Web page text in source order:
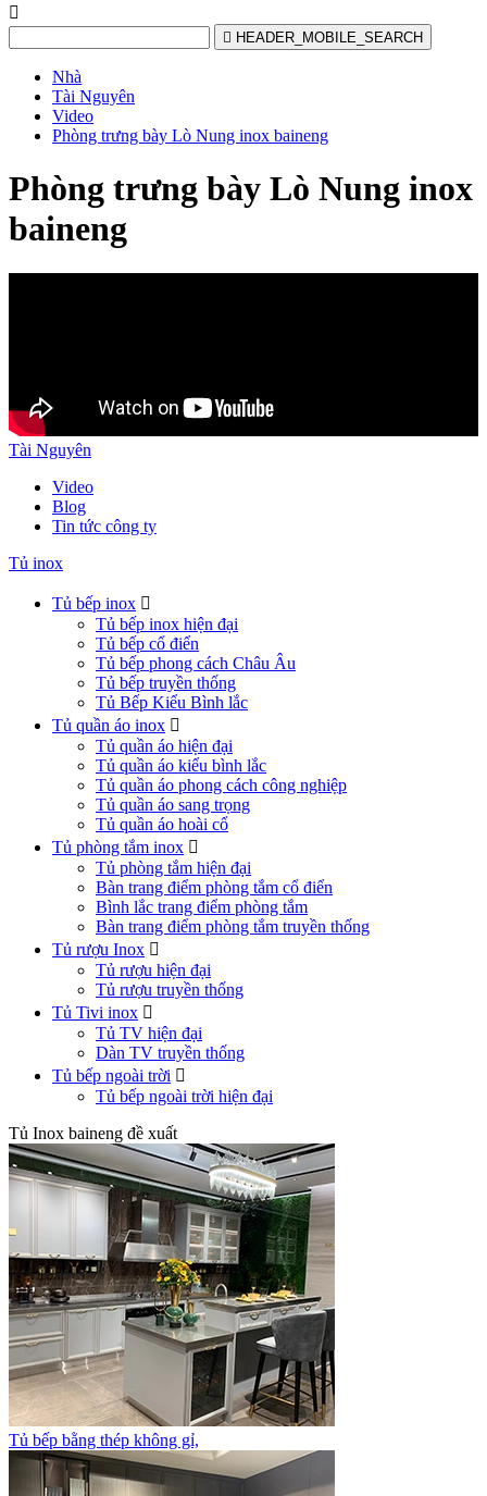

 HEADER_MOBILE_SEARCH
Nhà
Tài Nguyên
Video
Phòng trưng bày Lò Nung inox baineng
Phòng trưng bày Lò Nung inox
baineng
Tài Nguyên
Video
Blog
Tin tức công ty
Tủ inox
Tủ bếp inox 
Tủ bếp inox hiện đại
Tủ bếp cổ điển
Tủ bếp phong cách Châu Âu
Tủ bếp truyền thống
Tủ Bếp Kiểu Bình lắc
Tủ quần áo inox 
Tủ quần áo hiện đại
Tủ quần áo kiểu bình lắc
Tủ quần áo phong cách công nghiệp
Tủ quần áo sang trọng
Tủ quần áo hoài cổ
Tủ phòng tắm inox 
Tủ phòng tắm hiện đại
Bàn trang điểm phòng tắm cổ điển
Bình lắc trang điểm phòng tắm
Bàn trang điểm phòng tắm truyền thống
Tủ rượu Inox 
Tủ rượu hiện đại
Tủ rượu truyền thống
Tủ Tivi inox 
Tủ TV hiện đại
Dàn TV truyền thống
Tủ bếp ngoài trời 
Tủ bếp ngoài trời hiện đại
Tủ Inox baineng đề xuất
Tủ bếp bằng thép không gỉ,